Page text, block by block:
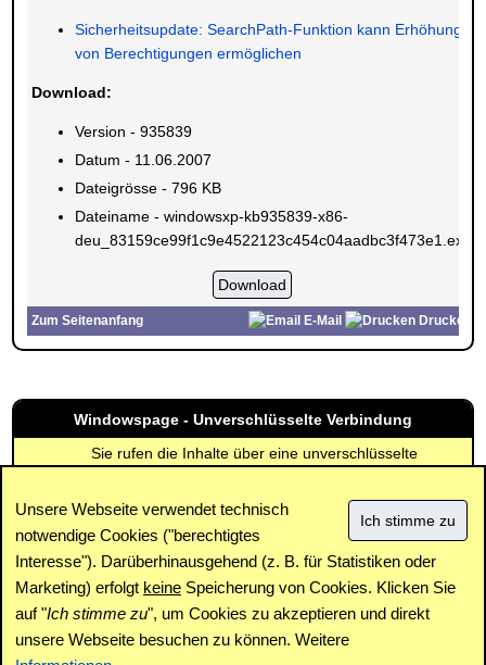
Sicherheitsupdate: SearchPath-Funktion kann Erhöhung
von Berechtigungen ermöglichen
Download:
Version - 935839
Datum - 11.06.2007
Dateigrösse - 796 KB
Dateiname - windowsxp-kb935839-x86-
deu_83159ce99f1c9e4522123c454c04aadbc3f473e1.exe
Zum Seitenanfang E-Mail Drucken
Unsere Webseite verwendet technisch
notwendige Cookies ("berechtigtes
Interesse"). Darüberhinausgehend (z. B. für Statistiken oder
Marketing) erfolgt keine Speicherung von Cookies. Klicken Sie
auf "Ich stimme zu", um Cookies zu akzeptieren und direkt
unsere Webseite besuchen zu können. Weitere
Windowspage - Unverschlüsselte Verbindung
Sie rufen die Inhalte über eine unverschlüsselte
verschlüsselte Verbindung (SSL) abgerufen werden:
https://www.windowspage.de/updates/015653.html
Impressum | Kontakt | Datenschutz / Cookies |
SPAM /
Abuse
| Newsletter | Forum